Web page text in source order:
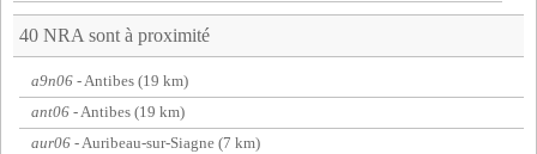
40 NRA sont à proximité
a9n06 - Antibes (19 km)
ant06 - Antibes (19 km)
aur06 - Auribeau-sur-Siagne (7 km)